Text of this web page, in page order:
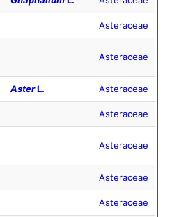
Asteraceae
Asteraceae
AsterL. Asteraceae
Asteraceae
Asteraceae
Asteraceae
Asteraceae